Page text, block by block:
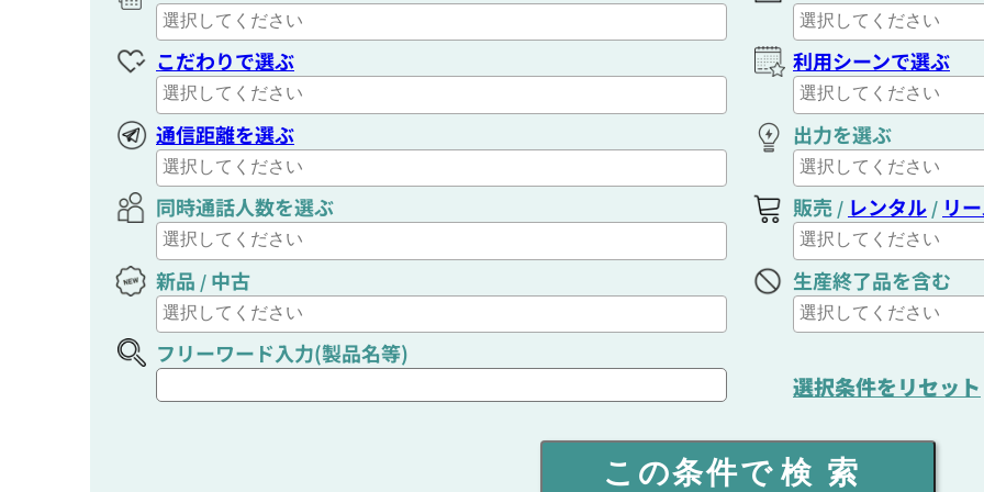
こだわりで選ぶ 利用シーンで選ぶ
通信距離を選ぶ 出力を選ぶ
同時通話人数を選ぶ 販売 / レンタル / リ
新品 / 中古 生産終了品を含む
フリーワード入力(製品名等)
選択条件をリセット
この条件で 検索